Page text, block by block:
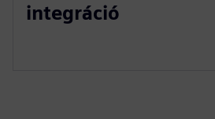
integráció